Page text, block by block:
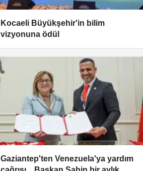
Kocaeli Büyükşehir'in bilim
vizyonuna ödül
Gaziantep'ten Venezuela'ya yardım